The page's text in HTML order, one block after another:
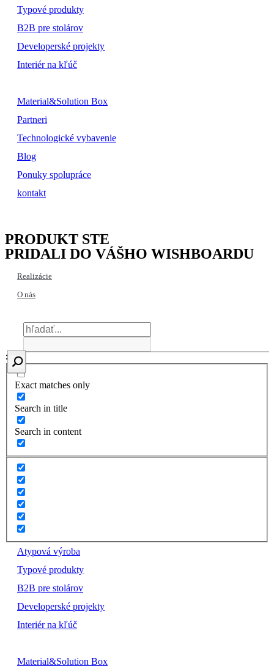
Typové produkty
B2B pre stolárov
Developerské projekty
Interiér na kľúč
Material&Solution Box
Partneri
Technologické vybavenie
Blog
Ponuky spolupráce
kontakt
PRODUKT STE
PRIDALI DO VÁŠHO WISHBOARDU
Realizácie
O nás
Exact matches only
Search in title
Search in content
Atypová výroba
Typové produkty
B2B pre stolárov
Developerské projekty
Interiér na kľúč
Material&Solution Box